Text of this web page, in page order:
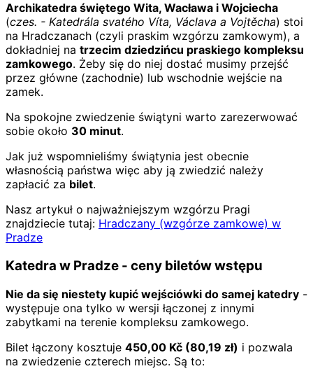
Archikatedra świętego Wita, Wacława i Wojciecha
(czes. - Katedrála svatého Víta, Václava a Vojtěcha) stoi
na Hradczanach (czyli praskim wzgórzu zamkowym), a
dokładniej na trzecim dziedzińcu praskiego kompleksu
zamkowego. Żeby się do niej dostać musimy przejść
przez główne (zachodnie) lub wschodnie wejście na
zamek.
Na spokojne zwiedzenie świątyni warto zarezerwować
sobie około 30 minut.
Jak już wspomnieliśmy świątynia jest obecnie
własnością państwa więc aby ją zwiedzić należy
zapłacić za bilet.
Nasz artykuł o najważniejszym wzgórzu Pragi
znajdziecie tutaj: Hradczany (wzgórze zamkowe) w
Pradze
Katedra w Pradze - ceny biletów wstępu
Nie da się niestety kupić wejściówki do samej katedry -
występuje ona tylko w wersji łączonej z innymi
zabytkami na terenie kompleksu zamkowego.
Bilet łączony kosztuje 450,00 Kč (80,19 zł) i pozwala
na zwiedzenie czterech miejsc. Są to: